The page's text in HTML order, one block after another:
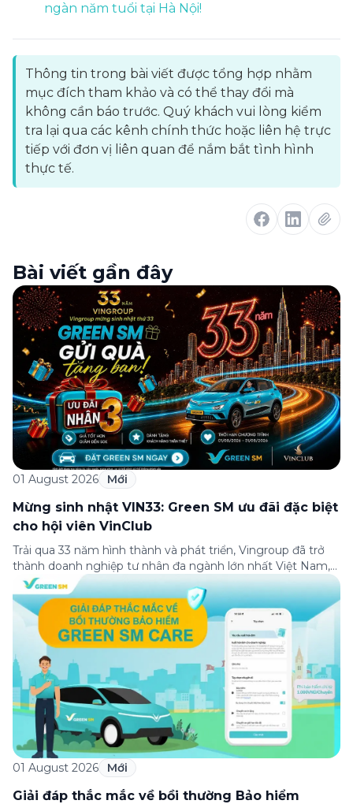
ngàn năm tuổi tại Hà Nội!
Thông tin trong bài viết được tổng hợp nhằm
mục đích tham khảo và có thể thay đổi mà
không cần báo trước. Quý khách vui lòng kiểm
tra lại qua các kênh chính thức hoặc liên hệ trực
tiếp với đơn vị liên quan để nắm bắt tình hình
thực tế.
Bài viết gần đây
01 August 2026 Mới
Mừng sinh nhật VIN33: Green SM ưu đãi đặc biệt
cho hội viên VinClub
Trải qua 33 năm hình thành và phát triển, Vingroup đã trở
thành doanh nghiệp tư nhân đa ngành lớn nhất Việt Nam,
lọt Top 30 doanh nghiệp lớn nhất Đông Nam Á theo bảng
xếp hạng của Tạp chí Fortune (Mỹ). Nhân kỷ niệm 33 năm
thành lập (8/8/1993 đến 8/8/2026), Green SM trân […]
01 August 2026 Mới
Giải đáp thắc mắc về bồi thường Bảo hiểm